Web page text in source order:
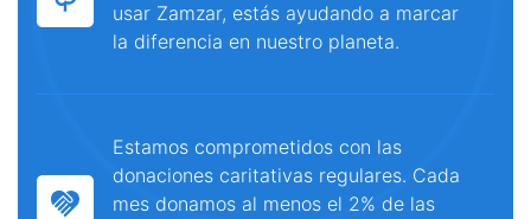
usar Zamzar, estás ayudando a marcar
la diferencia en nuestro planeta.
Estamos comprometidos con las
donaciones caritativas regulares. Cada
mes donamos al menos el 2% de las